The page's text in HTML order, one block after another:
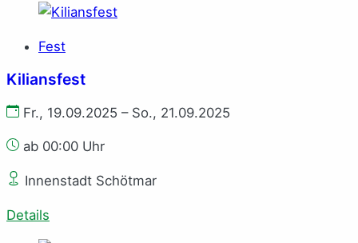
Fest
Kiliansfest
Fr., 19.09.2025 – So., 21.09.2025
ab 00:00 Uhr
Innenstadt Schötmar
Details